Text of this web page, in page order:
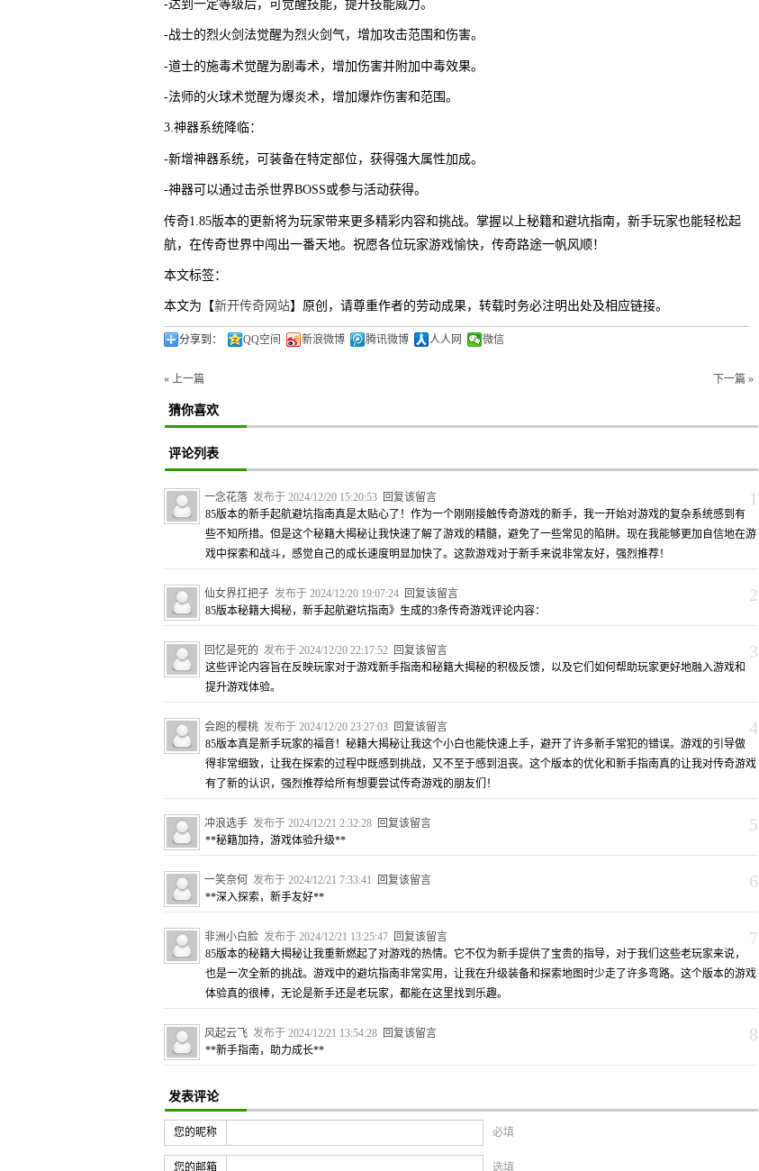
-达到一定等级后，可觉醒技能，提升技能威力。
-战士的烈火剑法觉醒为烈火剑气，增加攻击范围和伤害。
-道士的施毒术觉醒为剧毒术，增加伤害并附加中毒效果。
-法师的火球术觉醒为爆炎术，增加爆炸伤害和范围。
3.神器系统降临：
-新增神器系统，可装备在特定部位，获得强大属性加成。
-神器可以通过击杀世界BOSS或参与活动获得。
传奇1.85版本的更新将为玩家带来更多精彩内容和挑战。掌握以上秘籍和避坑指南，新手玩家也能轻松起
航，在传奇世界中闯出一番天地。祝愿各位玩家游戏愉快，传奇路途一帆风顺！
本文标签：
本文为【新开传奇网站】原创，请尊重作者的劳动成果，转载时务必注明出处及相应链接。
分享到： QQ空间 新浪微博 腾讯微博 人人网 微信
« 上一篇 下一篇 »
猜你喜欢
评论列表
1
一念花落 发布于 2024/12/20 15:20:53 回复该留言
85版本的新手起航避坑指南真是太贴心了！作为一个刚刚接触传奇游戏的新手，我一开始对游戏的复杂系统感到有
些不知所措。但是这个秘籍大揭秘让我快速了解了游戏的精髓，避免了一些常见的陷阱。现在我能够更加自信地在游
戏中探索和战斗，感觉自己的成长速度明显加快了。这款游戏对于新手来说非常友好，强烈推荐！
2
仙女界扛把子 发布于 2024/12/20 19:07:24 回复该留言
85版本秘籍大揭秘，新手起航避坑指南》生成的3条传奇游戏评论内容：
3
回忆是死的 发布于 2024/12/20 22:17:52
回复该留言
这些评论内容旨在反映玩家对于游戏新手指南和秘籍大揭秘的积极反馈，以及它们如何帮助玩家更好地融入游戏和
提升游戏体验。
4
会跑的樱桃 发布于 2024/12/20 23:27:03 回复该留言
85版本真是新手玩家的福音！秘籍大揭秘让我这个小白也能快速上手，避开了许多新手常犯的错误。游戏的引导做
得非常细致，让我在探索的过程中既感到挑战，又不至于感到沮丧。这个版本的优化和新手指南真的让我对传奇游戏
有了新的认识，强烈推荐给所有想要尝试传奇游戏的朋友们！
5
冲浪选手 发布于 2024/12/21 2:32:28 回复该留言
**秘籍加持，游戏体验升级**
6
一笑奈何 发布于 2024/12/21 7:33:41
回复该留言
**深入探索，新手友好**
7
非洲小白脸 发布于 2024/12/21 13:25:47 回复该留言
85版本的秘籍大揭秘让我重新燃起了对游戏的热情。它不仅为新手提供了宝贵的指导，对于我们这些老玩家来说，
也是一次全新的挑战。游戏中的避坑指南非常实用，让我在升级装备和探索地图时少走了许多弯路。这个版本的游戏
体验真的很棒，无论是新手还是老玩家，都能在这里找到乐趣。
8
风起云飞 发布于 2024/12/21 13:54:28 回复该留言
**新手指南，助力成长**
发表评论
您的昵称 必填
您的邮箱 选填